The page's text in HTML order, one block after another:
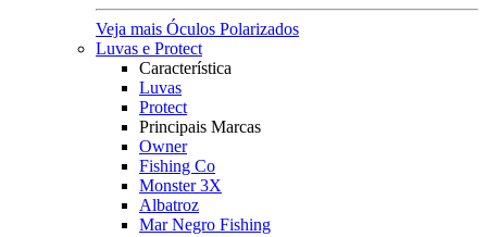
Veja mais Óculos Polarizados
Luvas e Protect
Característica
Luvas
Protect
Principais Marcas
Owner
Fishing Co
Monster 3X
Albatroz
Mar Negro Fishing